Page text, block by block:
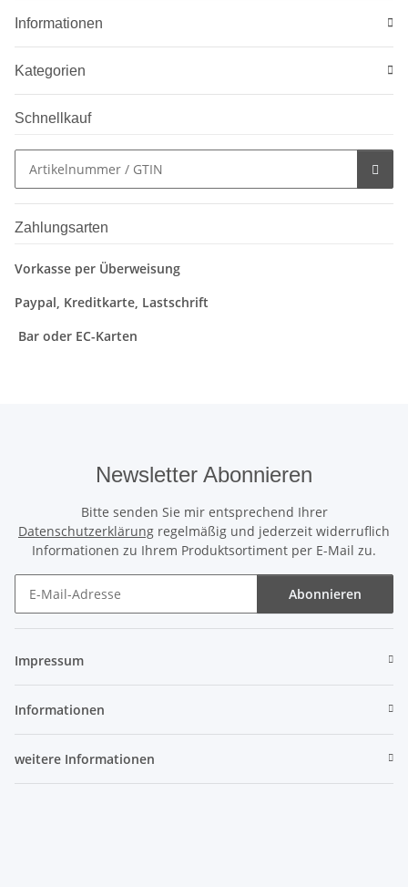
Informationen
Kategorien
Schnellkauf
Zahlungsarten
Vorkasse per Überweisung
Paypal, Kreditkarte, Lastschrift
Bar oder EC-Karten
Newsletter Abonnieren
Bitte senden Sie mir entsprechend Ihrer
Datenschutzerklärung regelmäßig und jederzeit widerruflich
Informationen zu Ihrem Produktsortiment per E-Mail zu.
Abonnieren
Impressum
Informationen
weitere Informationen